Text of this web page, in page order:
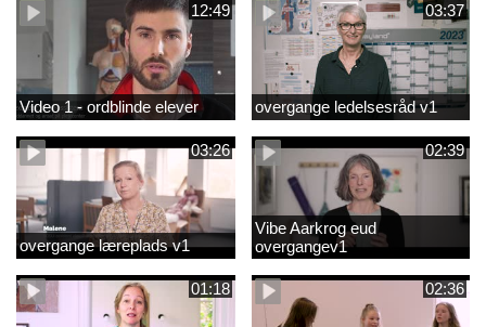
12:49
Video 1 - ordblinde elever
03:37
overgange ledelsesråd v1
03:26
overgange læreplads v1
02:39
Vibe Aarkrog eud
overgangev1
01:18 02:36